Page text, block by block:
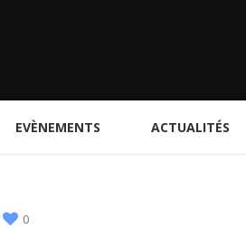
EVÈNEMENTS ACTUALITÉS
0